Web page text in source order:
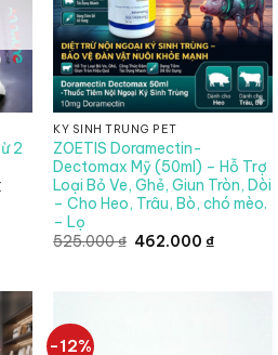
2
Giá
5.220.000 ₫.
KÝ SINH TRÙNG PET
ZOETIS Doramectin-
Dectomax Mỹ (50ml) – Hỗ Trợ
Loại Bỏ Ve, Ghẻ, Giun Tròn, Dòi
– Cho Heo, Trâu, Bò, chó mèo.
– Lọ
525.000₫ Giá
462.000₫Giá
-12%